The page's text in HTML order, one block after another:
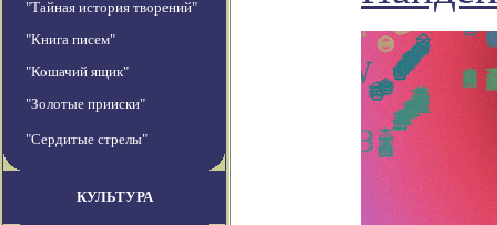
"Тайная история творений"
"Книга писем"
"Кошачий ящик"
"Золотые прииски"
"Сердитые стрелы"
КУЛЬТУРА